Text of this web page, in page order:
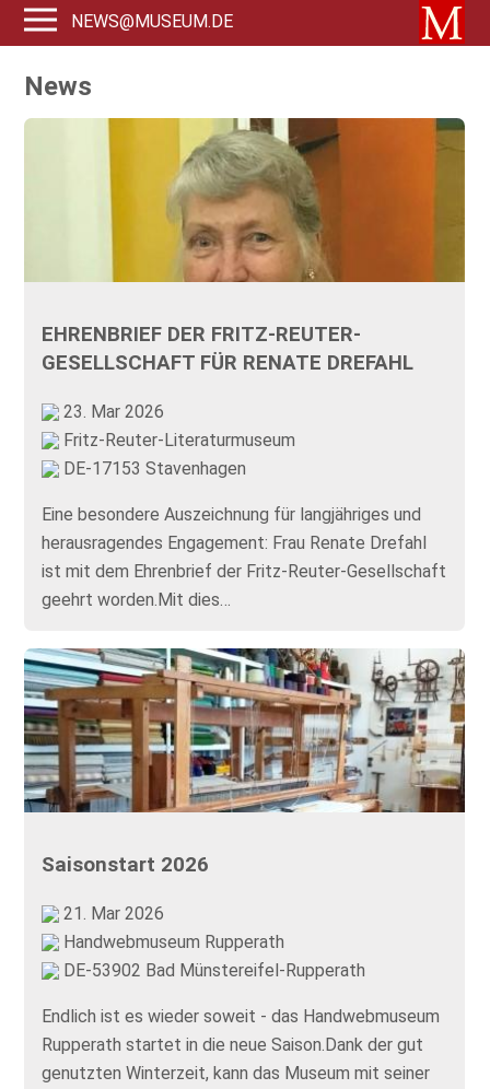
NEWS@MUSEUM.DE
News
EHRENBRIEF DER FRITZ-REUTER-
GESELLSCHAFT FÜR RENATE DREFAHL
23. Mar 2026
Fritz-Reuter-Literaturmuseum
DE-17153 Stavenhagen
Eine besondere Auszeichnung für langjähriges und
herausragendes Engagement: Frau Renate Drefahl
ist mit dem Ehrenbrief der Fritz-Reuter-Gesellschaft
geehrt worden.Mit dies…
Saisonstart 2026
21. Mar 2026
Handwebmuseum Rupperath
DE-53902 Bad Münstereifel-Rupperath
Endlich ist es wieder soweit - das Handwebmuseum
Rupperath startet in die neue Saison.Dank der gut
genutzten Winterzeit, kann das Museum mit seiner